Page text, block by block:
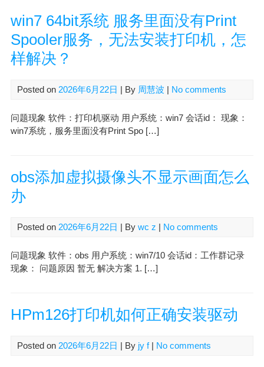
win7 64bit系统 服务里面没有Print
Spooler服务，无法安装打印机，怎
样解决？
Posted on 2026年6月22日 | By 周慧波 No comments
问题现象 软件：打印机驱动 用户系统：win7 会话id： 现象：
win7系统，服务里面没有Print Spo […]
obs添加虚拟摄像头不显示画面怎么
办
Posted on 2026年6月22日 | By wc z No comments
问题现象 软件：obs 用户系统：win7/10 会话id：工作群记录
现象： 问题原因 暂无 解决方案 1. […]
HPm126打印机如何正确安装驱动
Posted on 2026年6月22日 | By jy f| No comments